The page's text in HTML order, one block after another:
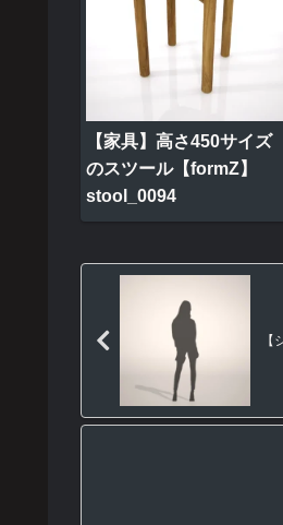
【家具】高さ450サイズ
のスツール【formZ】
stool_0094